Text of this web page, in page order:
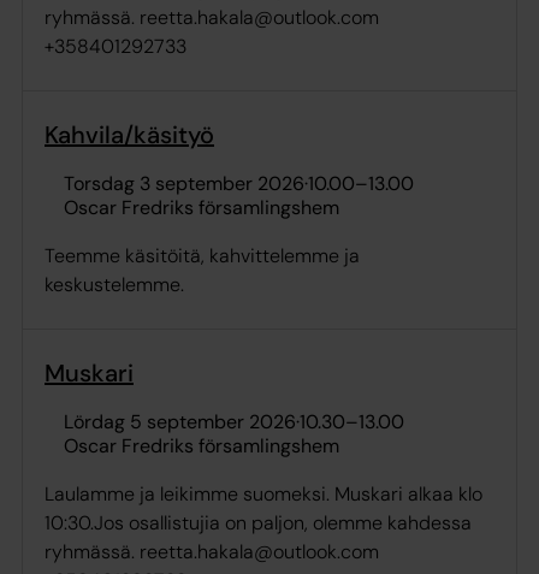
ryhmässä. reetta.hakala@outlook.com
+358401292733
Kahvila/käsityö
torsdag 3 september 2026·10.00–13.00
Oscar Fredriks församlingshem
Teemme käsitöitä, kahvittelemme ja
keskustelemme.
Muskari
lördag 5 september 2026·10.30–13.00
Oscar Fredriks församlingshem
Laulamme ja leikimme suomeksi. Muskari alkaa klo
10:30.Jos osallistujia on paljon, olemme kahdessa
ryhmässä. reetta.hakala@outlook.com